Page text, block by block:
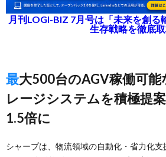
月刊LOGI-BIZ 7月号は「未来を創る
生存戦略を徹底
最大500台のAGV稼働可能なロボットスト
レージシステムを積極提
1.5倍に
シャープは、物流領域の自動化・省力化